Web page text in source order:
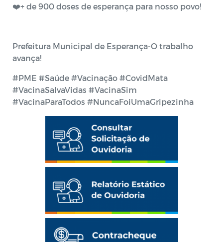
❤️+ de 900 doses de esperança para nosso povo!
Prefeitura Municipal de Esperança-O trabalho
avança!
#PME #Saúde #Vacinação #CovidMata
#VacinaSalvaVidas #VacinaSim
#VacinaParaTodos #NuncaFoiUmaGripezinha